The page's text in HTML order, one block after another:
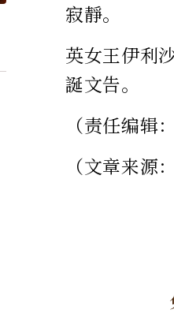
寂靜。
英女王伊利
誕文告。
（责任编辑
（文章来源